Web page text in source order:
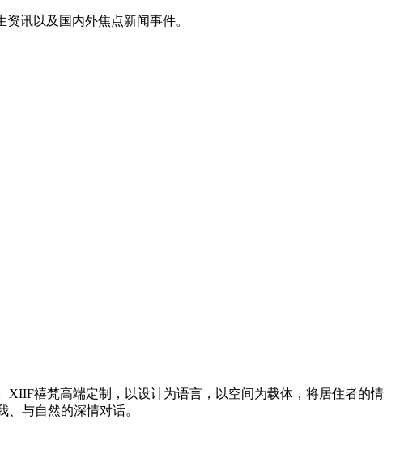
讯以及国内外焦点新闻事件。
禧梵高端定制，以设计为语言，以空间为载体，将居住者的情
、与自然的深情对话。